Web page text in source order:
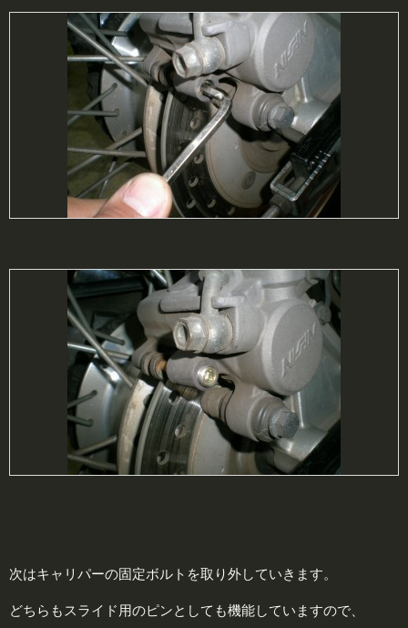
次はキャリパーの固定ボルトを取り外していきます。
どちらもスライド用のピンとしても機能していますので、